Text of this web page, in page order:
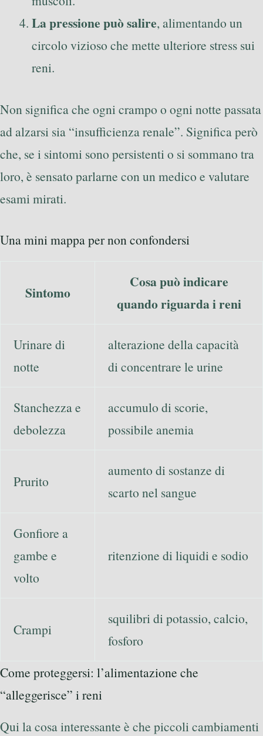
La pressione può salire, alimentando un
circolo vizioso che mette ulteriore stress sui
reni.
Non significa che ogni crampo o ogni notte passata
ad alzarsi sia “insufficienza renale”. Significa però
che, se i sintomi sono persistenti o si sommano tra
loro, è sensato parlarne con un medico e valutare
esami mirati.
Una mini mappa per non confondersi
Sintomo
Cosa può indicare
quando riguarda i reni
Urinare di
notte
alterazione della capacità
di concentrare le urine
Stanchezza e
debolezza
accumulo di scorie,
possibile anemia
Prurito
aumento di sostanze di
scarto nel sangue
Gonfiore a
gambe e
volto
ritenzione di liquidi e sodio
Crampi
squilibri di potassio, calcio,
fosforo
Come proteggersi: l’alimentazione che
“alleggerisce” i reni
Qui la cosa interessante è che piccoli cambiamenti